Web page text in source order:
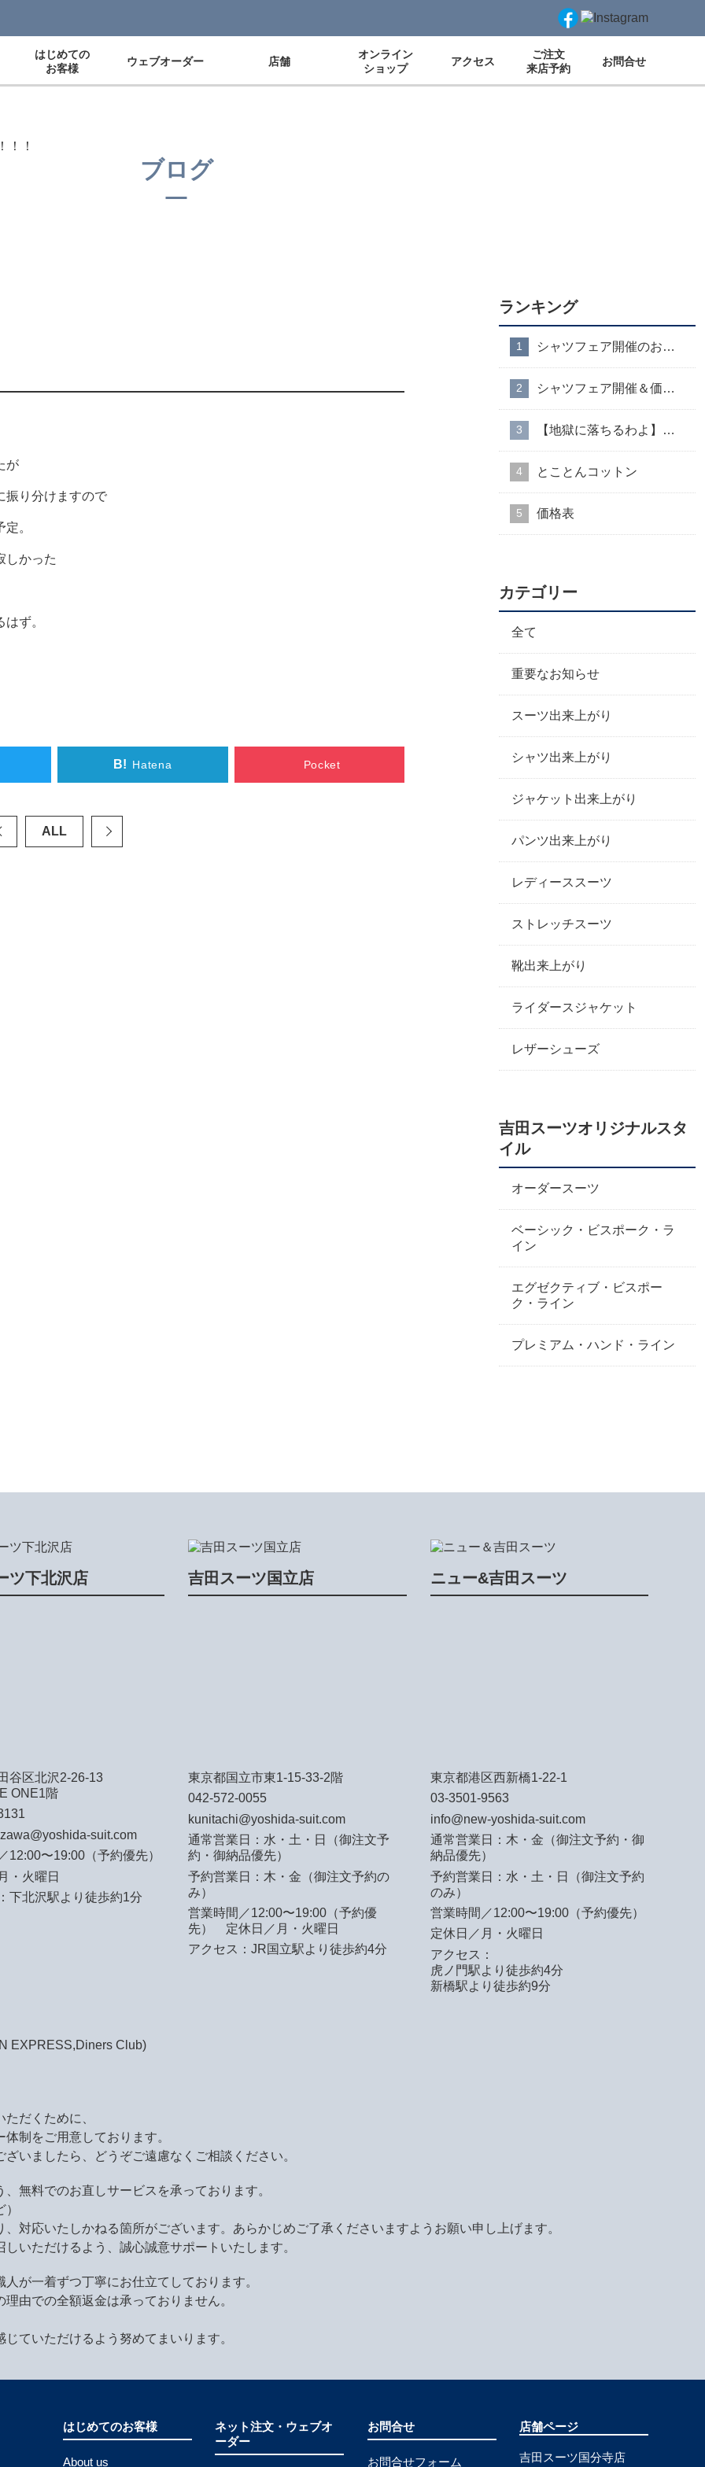
はじめての
お客様
ウェブオーダー 店舗
オンライン
ショップ
アクセス
ご注文
来店予約
お問合せ
！！
ブログ
が
り分けますので
。
しかった
ず。
B! Hatena Pocket
ALL
ランキング
シャツフェア開催のお知らせ
シャツフェア開催＆価格改定のお知らせ
【地獄に落ちるわよ】衣装協力のお知らせ
とことんコットン
価格表
カテゴリー
全て
重要なお知らせ
スーツ出来上がり
シャツ出来上がり
ジャケット出来上がり
パンツ出来上がり
レディーススーツ
ストレッチスーツ
靴出来上がり
ライダースジャケット
レザーシューズ
吉田スーツオリジナルスタ
イル
オーダースーツ
ベーシック・ビスポーク・ラ
イン
エグゼクティブ・ビスポー
ク・ライン
プレミアム・ハンド・ライン
ツ下北沢店
谷区北沢2-26-13
ONE1階
suit.com
12:00〜19:00（予約優先）
・火曜日
下北沢駅より徒歩約1分
吉田スーツ国立店
東京都国立市東1-15-33-2階
042-572-0055
kunitachi@yoshida-suit.com
通常営業日：水・土・日（御注文予
約・御納品優先）
予約営業日：木・金（御注文予約の
み）
営業時間／12:00〜19:00（予約優
先） 定休日／月・火曜日
アクセス：JR国立駅より徒歩約4分
ニュー&吉田スーツ
東京都港区西新橋1-22-1
03-3501-9563
info@new-yoshida-suit.com
通常営業日：木・金（御注文予約・御
納品優先）
予約営業日：水・土・日（御注文予約
のみ）
営業時間／12:00〜19:00（予約優先）
定休日／月・火曜日
アクセス：
虎ノ門駅より徒歩約4分
新橋駅より徒歩約9分
EXPRESS,Diners Club)
だくために、
制をご用意しております。
いましたら、どうぞご遠慮なくご相談ください。
無料でのお直しサービスを承っております。
対応いたしかねる箇所がございます。あらかじめご了承くださいますようお願い申し上げます。
いただけるよう、誠心誠意サポートいたします。
が一着ずつ丁寧にお仕立てしております。
由での全額返金は承っておりません。
ていただけるよう努めてまいります。
はじめてのお客様
About us
ネット注文・ウェブオ
ーダー
お問合せ
お問合せフォーム
店舗ページ
吉田スーツ国分寺店